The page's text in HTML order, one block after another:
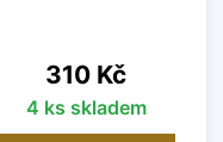
Cena
310 Kč
4 ks skladem